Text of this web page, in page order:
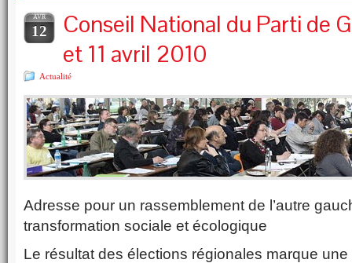
AVR
12
Conseil National du Parti de
et 11 avril 2010
Actualité
Adresse pour un rassemblement de l’autre
transformation sociale et écologique
Le résultat des élections régionales marque